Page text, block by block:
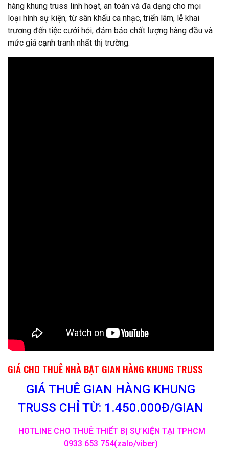
hàng khung truss linh hoạt, an toàn và đa dạng cho mọi
loại hình sự kiện, từ sân khấu ca nhạc, triển lãm, lễ khai
trương đến tiệc cưới hỏi, đảm bảo chất lượng hàng đầu và
mức giá cạnh tranh nhất thị trường.
GIÁ CHO THUÊ NHÀ BẠT GIAN HÀNG KHUNG TRUSS
GIÁ THUÊ GIAN HÀNG KHUNG
TRUSS CHỈ TỪ: 1.450.000Đ/GIAN
HOTLINE CHO THUÊ THIẾT BỊ SỰ KIỆN TẠI TPHCM
0933 653 754(zalo/viber)